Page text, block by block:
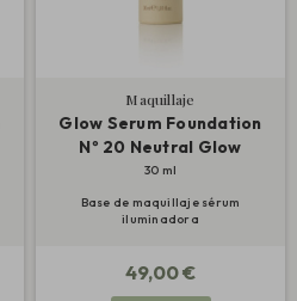
Maquillaje
Glow Serum Foundation
Nº 20 Neutral Glow
30 ml
Base de maquillaje sérum
iluminadora
49,00 €